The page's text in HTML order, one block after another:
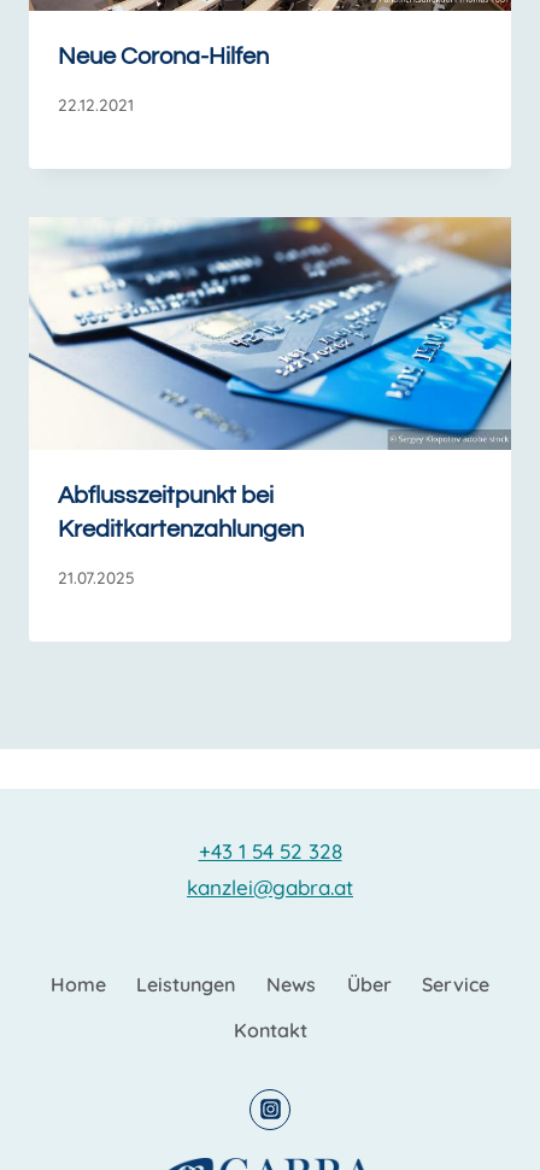
Neue Corona-Hilfen
22.12.2021
Abflusszeitpunkt bei
Kreditkartenzahlungen
21.07.2025
+43 1 54 52 328
kanzlei@gabra.at
Home Leistungen News Über
Service
Kontakt